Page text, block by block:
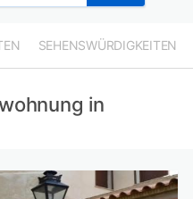
SEHENSWÜRDIGKEITEN
in